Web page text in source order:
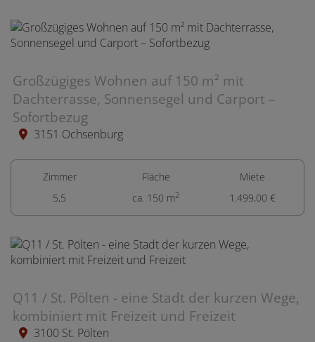
Großzügiges Wohnen auf 150 m² mit
Dachterrasse, Sonnensegel und Carport –
Sofortbezug
3151 Ochsenburg
Zimmer
5,5
Fläche
ca. 150 m2
Miete
1.499,00 €
Q11 / St. Pölten - eine Stadt der kurzen Wege,
kombiniert mit Freizeit und Freizeit
3100 St. Pölten